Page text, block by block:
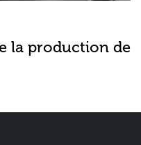
la production de